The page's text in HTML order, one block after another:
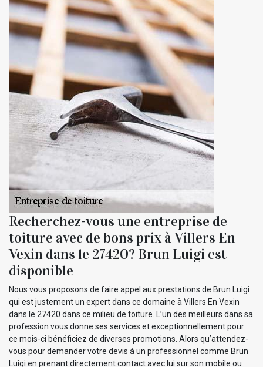
Recherchez-vous une entreprise de
toiture avec de bons prix à Villers En
Vexin dans le 27420? Brun Luigi est
disponible
Nous vous proposons de faire appel aux prestations de Brun Luigi
qui est justement un expert dans ce domaine à Villers En Vexin
dans le 27420 dans ce milieu de toiture. L’un des meilleurs dans sa
profession vous donne ses services et exceptionnellement pour
ce mois-ci bénéficiez de diverses promotions. Alors qu’attendez-
vous pour demander votre devis à un professionnel comme Brun
Luigi en prenant directement contact avec lui sur son mobile ou